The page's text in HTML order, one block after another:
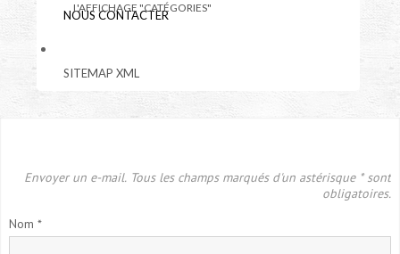
L'AFFICHAGE "CATÉGORIES"
NOUS CONTACTER
SITEMAP XML
Envoyer un e-mail. Tous les champs marqués d'un astérisque * sont
obligatoires.
Nom *